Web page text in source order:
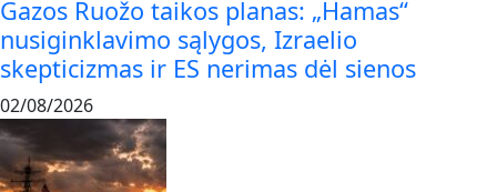
Gazos Ruožo taikos planas: „Hamas“
nusiginklavimo sąlygos, Izraelio
skepticizmas ir ES nerimas dėl sienos
02/08/2026